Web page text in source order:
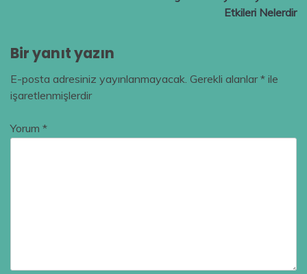
Etkileri Nelerdir
Bir yanıt yazın
E-posta adresiniz yayınlanmayacak. Gerekli alanlar* ile
işaretlenmişlerdir
Yorum *